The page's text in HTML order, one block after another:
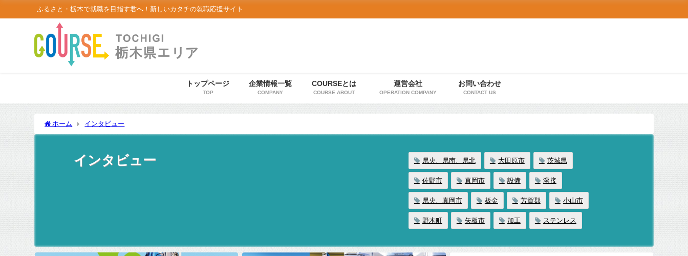
ふるさと・栃木で就職を目指す君へ！新しいカタチの就職応援サイト
トップページ
TOP
企業情報一覧
COMPANY
COURSEとは
COURSE ABOUT
運営会社
OPERATION COMPANY
お問い合わせ
CONTACT US
ホーム インタビュー
インタビュー 県央、県南、県北 大田原市 茨城県
佐野市 真岡市 設備 溶接
県央、真岡市 板金 芳賀郡 小山市
野木町 矢板市 加工 ステンレス